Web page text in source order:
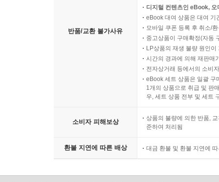
반품/교환 불가사유
디지털 컨텐츠인 eBook,
eBook 대여 상품은 대여 기
모바일 쿠폰 등록 후 취소/
중고상품이 구매확정(자동
LP상품의 재생 불량 원인
시간의 경과에 의해 재판매
전자상거래 등에서의 소비
eBook 세트 상품은 일괄 구
1개의 상품으로 취급 및 판
우, 세트 상품 전부 및 세트
소비자 피해보상
상품의 불량에 의한 반품,
준하여 처리됨
환불 지연에 따른 배상 대금 환불 및 환불 지연에